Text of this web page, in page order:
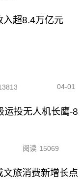
入超8.4万亿元
04-01
运投无人机长鹰-8
阅读 15069
旅消费新增长点